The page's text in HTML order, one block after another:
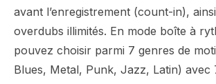
avant l’enregistrement (count-in),
overdubs illimités. En mode boîte à
pouvez choisir parmi 7 genres de
Blues, Metal, Punk, Jazz, Latin) avec